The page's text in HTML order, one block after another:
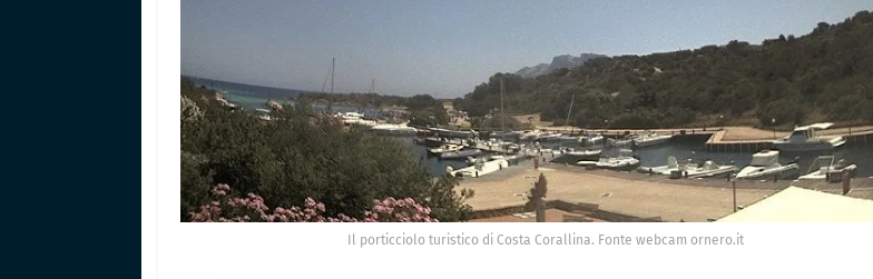
Il porticciolo turistico di Costa Corallina. Fonte webcam ornero.it